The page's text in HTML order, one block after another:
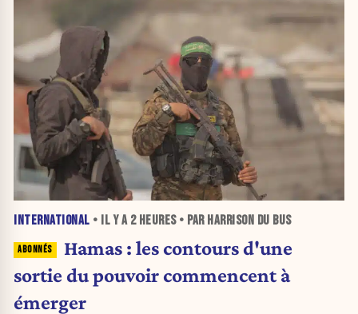
INTERNATIONAL • IL Y A 2 HEURES• PAR HARRISON DU BUS
Hamas : les contours d'une
sortie du pouvoir commencent à
émerger